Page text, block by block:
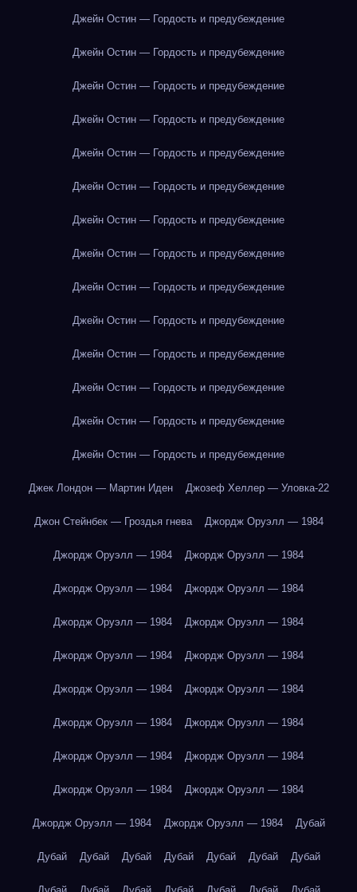
Джейн Остин — Гордость и предубеждение
Джейн Остин — Гордость и предубеждение
Джейн Остин — Гордость и предубеждение
Джейн Остин — Гордость и предубеждение
Джейн Остин — Гордость и предубеждение
Джейн Остин — Гордость и предубеждение
Джейн Остин — Гордость и предубеждение
Джейн Остин — Гордость и предубеждение
Джейн Остин — Гордость и предубеждение
Джейн Остин — Гордость и предубеждение
Джейн Остин — Гордость и предубеждение
Джейн Остин — Гордость и предубеждение
Джейн Остин — Гордость и предубеждение
Джейн Остин — Гордость и предубеждение
Джек Лондон — Мартин Иден Джозеф Хеллер — Уловка-22
Джон Стейнбек — Гроздья гнева Джордж Оруэлл — 1984
Джордж Оруэлл — 1984 Джордж Оруэлл — 1984
Джордж Оруэлл — 1984 Джордж Оруэлл — 1984
Джордж Оруэлл — 1984 Джордж Оруэлл — 1984
Джордж Оруэлл — 1984 Джордж Оруэлл — 1984
Джордж Оруэлл — 1984 Джордж Оруэлл — 1984
Джордж Оруэлл — 1984 Джордж Оруэлл — 1984
Джордж Оруэлл — 1984 Джордж Оруэлл — 1984
Джордж Оруэлл — 1984 Джордж Оруэлл — 1984
Джордж Оруэлл — 1984 Джордж Оруэлл — 1984 Дубай
Дубай Дубай Дубай Дубай Дубай Дубай Дубай